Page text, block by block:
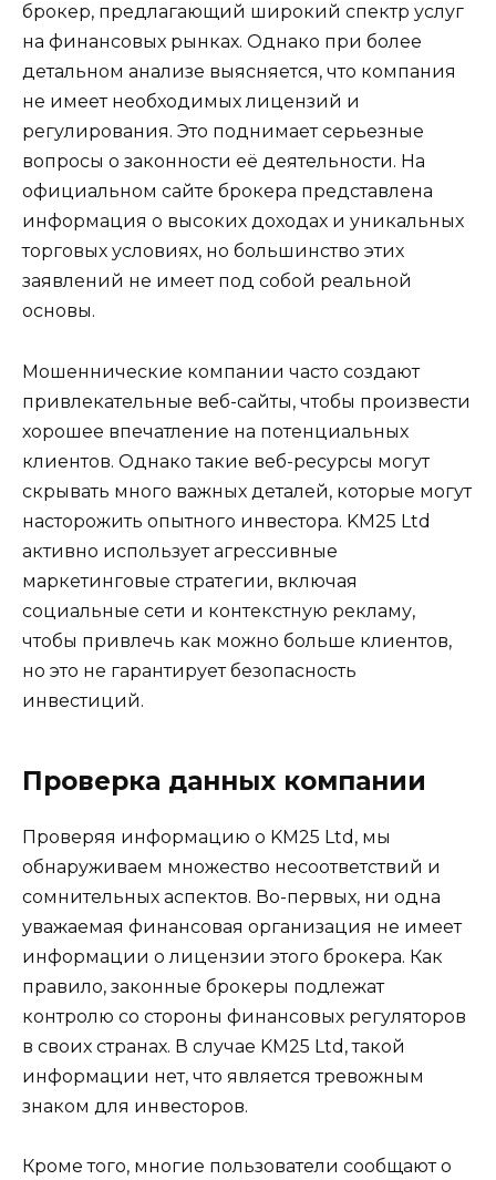
брокер, предлагающий широкий спектр услуг
на финансовых рынках. Однако при более
детальном анализе выясняется, что компания
не имеет необходимых лицензий и
регулирования. Это поднимает серьезные
вопросы о законности её деятельности. На
официальном сайте брокера представлена
информация о высоких доходах и уникальных
торговых условиях, но большинство этих
заявлений не имеет под собой реальной
основы.
Мошеннические компании часто создают
привлекательные веб-сайты, чтобы произвести
хорошее впечатление на потенциальных
клиентов. Однако такие веб-ресурсы могут
скрывать много важных деталей, которые могут
насторожить опытного инвестора. KM25 Ltd
активно использует агрессивные
маркетинговые стратегии, включая
социальные сети и контекстную рекламу,
чтобы привлечь как можно больше клиентов,
но это не гарантирует безопасность
инвестиций.
Проверка данных компании
Проверяя информацию о KM25 Ltd, мы
обнаруживаем множество несоответствий и
сомнительных аспектов. Во-первых, ни одна
уважаемая финансовая организация не имеет
информации о лицензии этого брокера. Как
правило, законные брокеры подлежат
контролю со стороны финансовых регуляторов
в своих странах. В случае KM25 Ltd, такой
информации нет, что является тревожным
знаком для инвесторов.
Кроме того, многие пользователи сообщают о